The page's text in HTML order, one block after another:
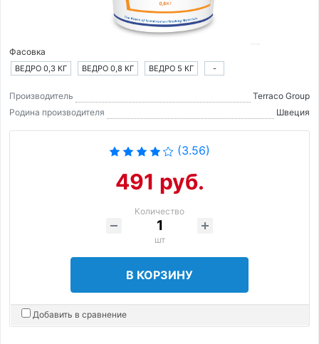
Фасовка
ВЕДРО 0,3 КГ ВЕДРО 0,8 КГ ВЕДРО 5 КГ -
Производитель
Terraco Group
Родина производителя
Швеция
(3.56)
491 руб.
Количество
шт
В КОРЗИНУ
Добавить в сравнение